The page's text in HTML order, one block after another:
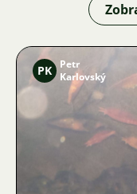
PK
Petr
Karlovský